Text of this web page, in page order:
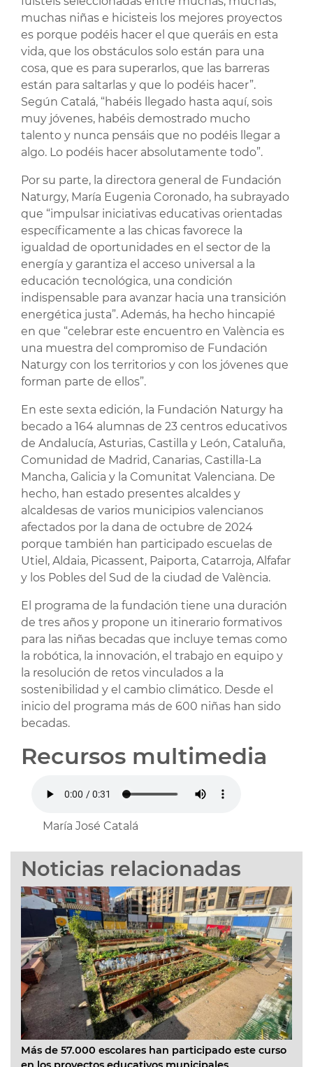
muchas niñas e hicisteis los mejores proyectos
es porque podéis hacer el que queráis en esta
vida, que los obstáculos solo están para una
cosa, que es para superarlos, que las barreras
están para saltarlas y que lo podéis hacer”.
Según Catalá, “habéis llegado hasta aquí, sois
muy jóvenes, habéis demostrado mucho
talento y nunca pensáis que no podéis llegar a
algo. Lo podéis hacer absolutamente todo”.
Por su parte, la directora general de Fundación
Naturgy, María Eugenia Coronado, ha subrayado
que “impulsar iniciativas educativas orientadas
específicamente a las chicas favorece la
igualdad de oportunidades en el sector de la
energía y garantiza el acceso universal a la
educación tecnológica, una condición
indispensable para avanzar hacia una transición
energética justa”. Además, ha hecho hincapié
en que “celebrar este encuentro en València es
una muestra del compromiso de Fundación
Naturgy con los territorios y con los jóvenes que
forman parte de ellos”.
En este sexta edición, la Fundación Naturgy ha
becado a 164 alumnas de 23 centros educativos
de Andalucía, Asturias, Castilla y León, Cataluña,
Comunidad de Madrid, Canarias, Castilla-La
Mancha, Galicia y la Comunitat Valenciana. De
hecho, han estado presentes alcaldes y
alcaldesas de varios municipios valencianos
afectados por la dana de octubre de 2024
porque también han participado escuelas de
Utiel, Aldaia, Picassent, Paiporta, Catarroja, Alfafar
y los Pobles del Sud de la ciudad de València.
El programa de la fundación tiene una duración
de tres años y propone un itinerario formativos
para las niñas becadas que incluye temas como
la robótica, la innovación, el trabajo en equipo y
la resolución de retos vinculados a la
sostenibilidad y el cambio climático. Desde el
inicio del programa más de 600 niñas han sido
becadas.
Recursos multimedia
María José Catalá
Noticias relacionadas
Más de 57.000 escolares han participado este curso